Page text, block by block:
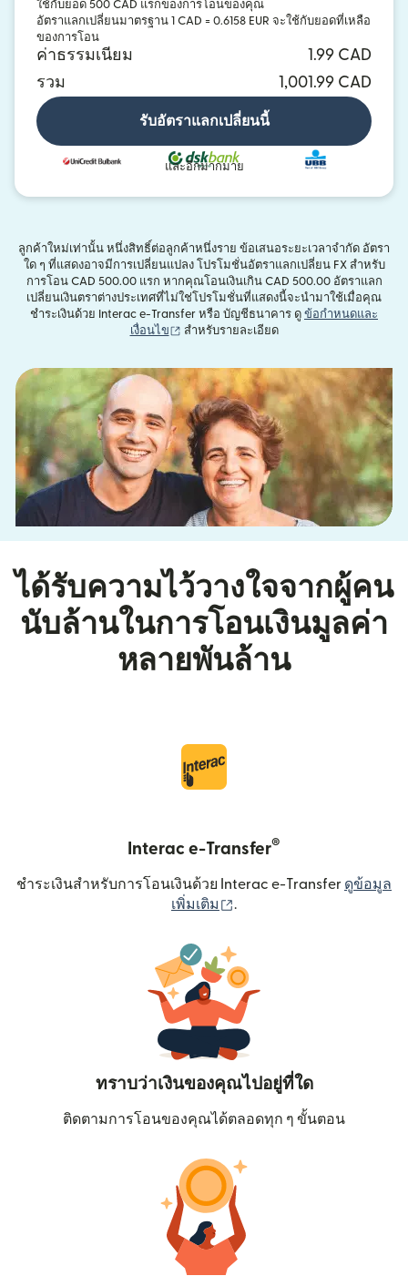
ใช้กับยอด 500 CAD แรกของการโอนของคุณ
อัตราแลกเปลี่ยนมาตรฐาน 1 CAD = 0.6158 EUR จะใช้กับยอดที่เหลือ
ของการโอน
ค่าธรรมเนียม
1.99 CAD
รวม
1,001.99 CAD
รับอัตราแลกเปลี่ยนนี้
และอีกมากมาย
ลูกค้าใหม่เท่านั้น หนึ่งสิทธิ์ต่อลูกค้าหนึ่งราย ข้อเสนอระยะเวลาจำกัด อัตรา
ใด ๆ ที่แสดงอาจมีการเปลี่ยนแปลง โปรโมชั่นอัตราแลกเปลี่ยน FX สำหรับ
การโอน CAD 500.00 แรก หากคุณโอนเงินเกิน CAD 500.00 อัตราแลก
เปลี่ยนเงินตราต่างประเทศที่ไม่ใช่โปรโมชั่นที่แสดงนี้จะนำมาใช้เมื่อคุณ
ชำระเงินด้วย Interac e-Transfer หรือ บัญชีธนาคาร ดู ข้อกำหนดและ
เงื่อนไข
(เปิดในหน้าต่างใหม่)
สำหรับรายละเอียด
ได้รับความไว้วางใจจากผู้คน
นับล้านในการโอนเงินมูลค่า
หลายพันล้าน
Interac e-Transfer®
ชำระเงินสำหรับการโอนเงินด้วย Interac e-Transfer ดูข้อมูล
เพิ่มเติม
.
ทราบว่าเงินของคุณไปอยู่ที่ใด
ติดตามการโอนของคุณได้ตลอดทุก ๆ ขั้นตอน